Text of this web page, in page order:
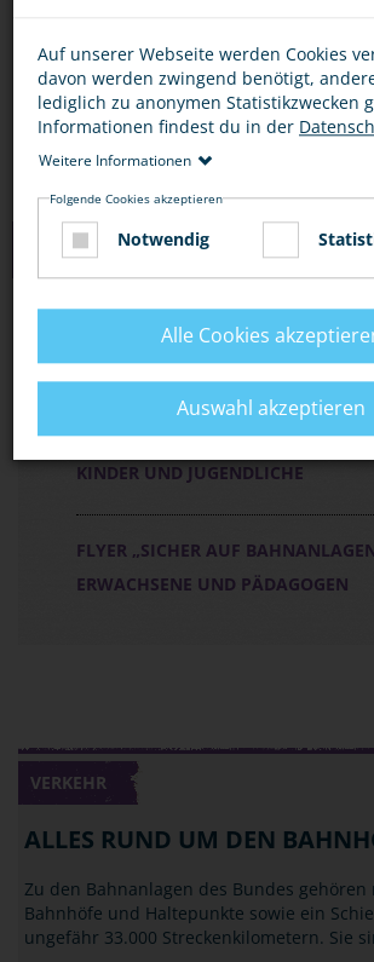
Wenn Gefahr droht, rufe die 110
Notrufsäule am Bahnhof.
MEDIEN ZUM THEMA
FLYER „MIT DER BAHN
SICHER!“
FLYER „SICHER AUF
KINDER UND JUGENDLICHE
FLYER „SICHER AUF
ERWACHSENE UND PÄDAGOGEN
VERKEHR
ALLES RUND UM DEN
Zu den Bahnanlagen des Bundes gehören
Bahnhöfe und Haltepunkte sowie ein
ungefähr 33.000 Streckenkilometern. Sie
Auf unserer Webseite werden Cookies
davon werden zwingend benötigt,
lediglich zu anonymen Statistikzwecken
Informationen findest du in der
Weitere Informationen
Folgende Cookies akzeptieren
Notwendig
Alle Cookies
Auswahl akzeptieren